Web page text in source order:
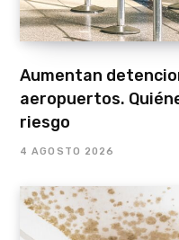
Aumentan
aeropuertos.
riesgo
4 AGOSTO 2026